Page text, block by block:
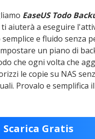
EaseUS Todo
aiuterà a eseguire
e fluido senza
un piano di
che ogni volta che
le copie su NAS
Provalo e semplifica
Scarica Gratis